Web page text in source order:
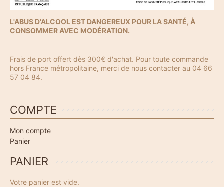
L'ABUS D'ALCOOL EST DANGEREUX POUR LA SANTÉ, À
CONSOMMER AVEC MODÉRATION.
Frais de port offert dès 300€ d'achat. Pour toute commande
hors France métropolitaine, merci de nous contacter au 04 66
57 04 84.
COMPTE
Mon compte
Panier
PANIER
Votre panier est vide.